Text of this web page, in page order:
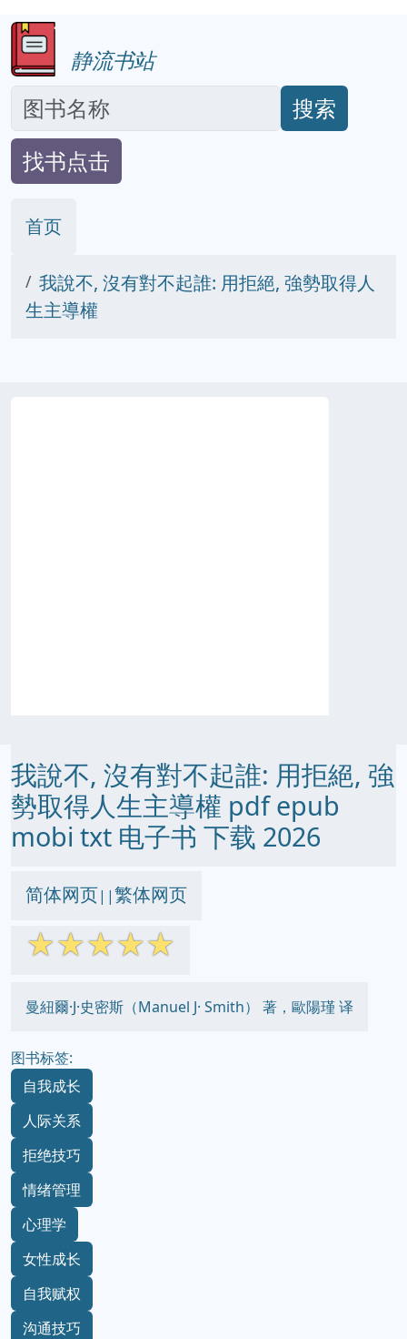
静流书站
搜索
找书点击
首页
我說不, 沒有對不起誰: 用拒絕, 強勢取得人
生主導權
我說不, 沒有對不起誰: 用拒絕, 強
勢取得人生主導權 pdf epub
mobi txt 电子书 下载 2026
简体网页||繁体网页
☆☆☆☆☆
曼紐爾·J·史密斯（Manuel J· Smith） 著，歐陽瑾 译
图书标签:
自我成长
人际关系
拒绝技巧
情绪管理
心理学
女性成长
自我赋权
沟通技巧